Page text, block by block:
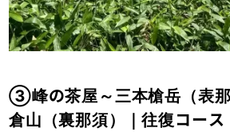
③峰の茶屋～三本槍岳（表
倉山（裏那須）｜往復コース